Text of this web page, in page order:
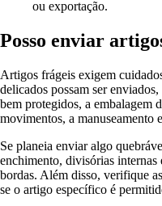
ou exportação.
Posso enviar
Artigos frágeis exigem
delicados possam ser
bem protegidos, a embalagem
movimentos, a manuseamento
Se planeia enviar algo
enchimento, divisórias internas
bordas. Além disso, verifique
se o artigo específico é